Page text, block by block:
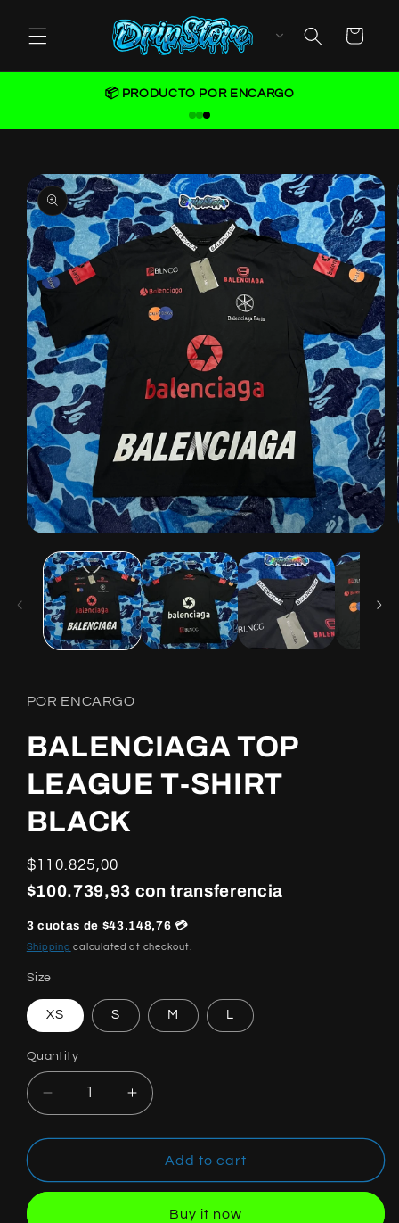
content
Cart
📦 PRODUCTO POR ENCARGO
Skip to
product
information
media
modal
POR ENCARGO
BALENCIAGA TOP
LEAGUE T-SHIRT
BLACK
Regular
price
$110.825,00
$100.739,93 con transferencia
3 cuotas de $43.148,76 💳
Shipping calculated at checkout.
Size
XS S M L
Quantity
Quantity
Decrease
quantity
for
TOP
Increase
quantity
for
BALENCIAGA
TOP
Add to cart
Buy it now